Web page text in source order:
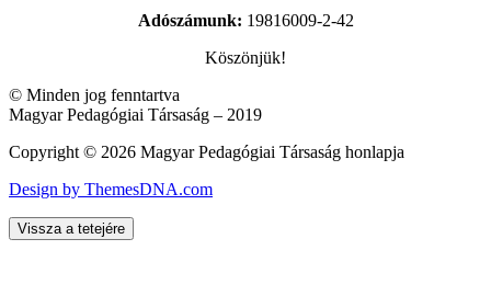
Adószámunk: 19816009-2-42
Köszönjük!
© Minden jog fenntartva
Magyar Pedagógiai Társaság – 2019
Copyright © 2026 Magyar Pedagógiai Társaság honlapja
Design by ThemesDNA.com
Vissza a tetejére